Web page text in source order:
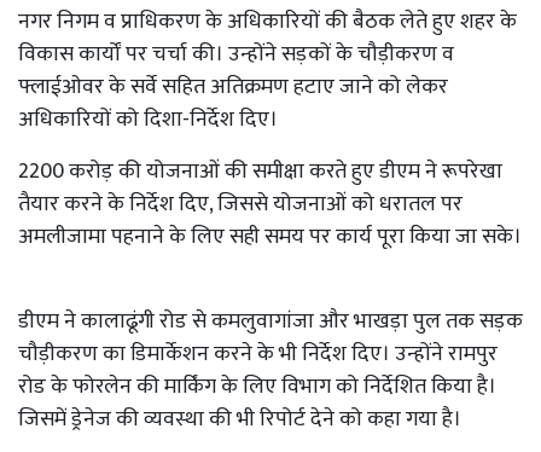
नगर निगम व प्राधिकरण के अधिकारियों की बैठक लेते हुए शहर के
विकास कार्यों पर चर्चा की। उन्होंने सड़कों के चौड़ीकरण व
फ्लाईओवर के सर्वे सहित अतिक्रमण हटाए जाने को लेकर
अधिकारियों को दिशा-निर्देश दिए।
2200 करोड़ की योजनाओं की समीक्षा करते हुए डीएम ने रूपरेखा
तैयार करने के निर्देश दिए, जिससे योजनाओं को धरातल पर
अमलीजामा पहनाने के लिए सही समय पर कार्य पूरा किया जा सके।
डीएम ने कालाढूंगी रोड से कमलुवागांजा और भाखड़ा पुल तक सड़क
चौड़ीकरण का डिमार्केशन करने के भी निर्देश दिए। उन्होंने रामपुर
रोड के फोरलेन की मार्किंग के लिए विभाग को निर्देशित किया है।
जिसमें ड्रेनेज की व्यवस्था की भी रिपोर्ट देने को कहा गया है।